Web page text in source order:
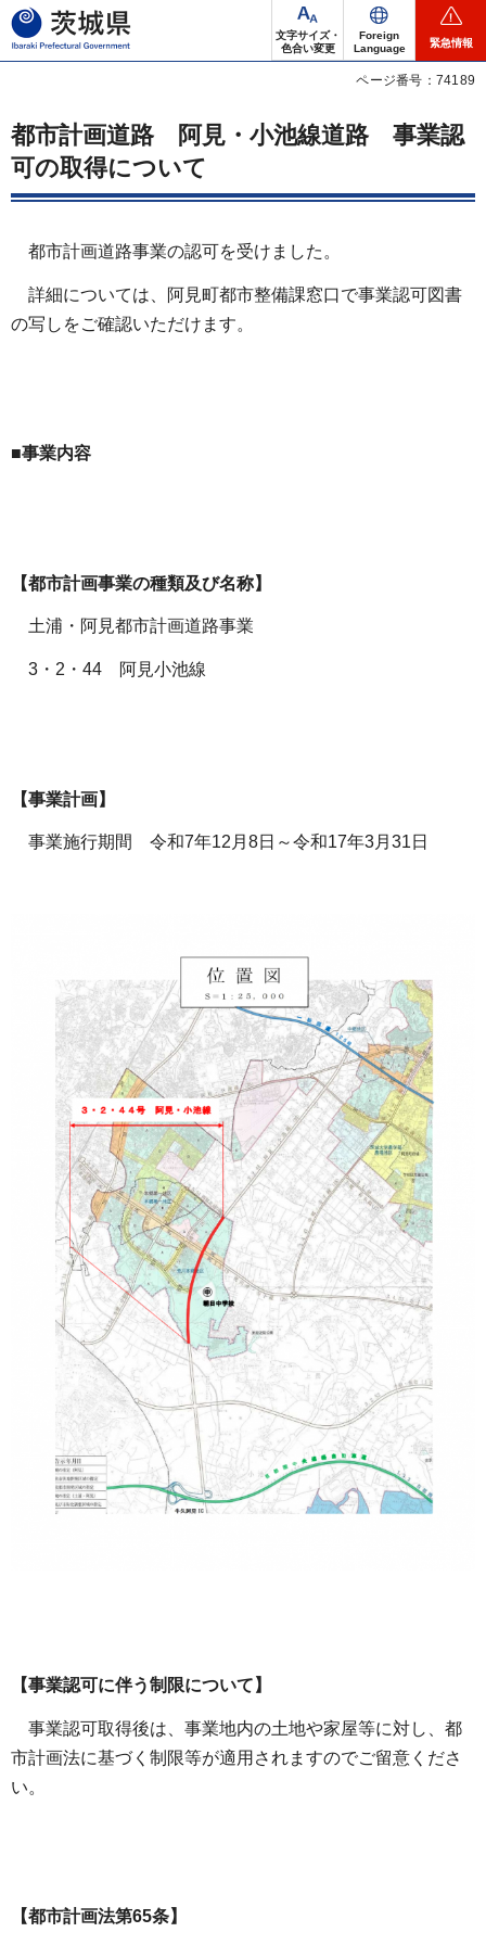
茨城県
文字サイズ・
色合い変更
Foreign
Language
緊急情報
ページ番号：74189
都市計画道路 阿見・小池線道路 事業認
可の取得について
都市計画道路事業の認可を受けました。
詳細については、阿見町都市整備課窓口で事業認可図書
の写しをご確認いただけます。
■事業内容
【都市計画事業の種類及び名称】
土浦・阿見都市計画道路事業
3・2・44 阿見小池線
【事業計画】
事業施行期間 令和7年12月8日～令和17年3月31日
【事業認可に伴う制限について】
事業認可取得後は、事業地内の土地や家屋等に対し、都
市計画法に基づく制限等が適用されますのでご留意くださ
い。
【都市計画法第65条】